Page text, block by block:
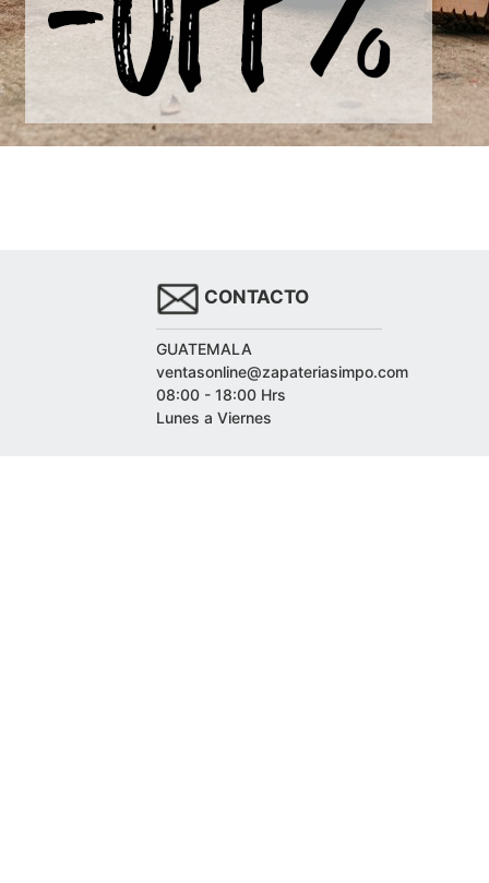
CONTACTO
GUATEMALA
ventasonline@zapateriasimpo.com
08:00 - 18:00 Hrs
Lunes a Viernes